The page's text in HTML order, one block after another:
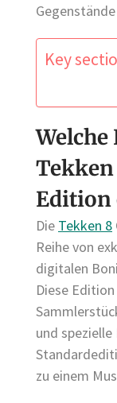
Key
Tekken
Edition
Die Tekken 8
Reihe von
digitalen
Diese
und
zu einem